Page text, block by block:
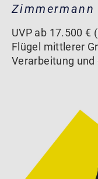
Zimmermann
UVP ab 17.500 €
Flügel mittlerer
Verarbeitung